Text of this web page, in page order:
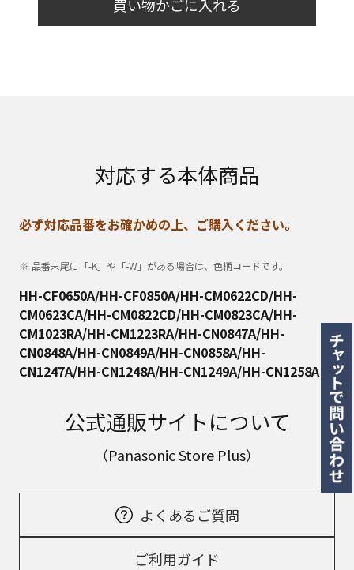
買い物かごに入れる
対応する本体商品
必ず対応品番をお確かめの上、ご購入ください。
品番末尾に「-K」や「-W」がある場合は、色柄コードです。
HH-CF0650A/HH-CF0850A/HH-CM0622CD/HH-
CM0623CA/HH-CM0822CD/HH-CM0823CA/HH-
CM1023RA/HH-CM1223RA/HH-CN0847A/HH-
CN0848A/HH-CN0849A/HH-CN0858A/HH-
CN1247A/HH-CN1248A/HH-CN1249A/HH-CN1258A
公式通販サイトについて
（Panasonic Store Plus）
よくあるご質問
ご利用ガイド